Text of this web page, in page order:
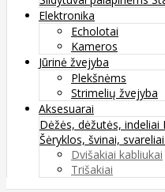
Elektronika
Echolotai
Kameros
Jūrinė žvejyba
Plekšnėms
Strimelių žvejyba
Aksesuarai
Dėžės, dėžutės, indeliai
Šėryklos, švinai, svareliai
Dvišakiai kabliukai
Trišakiai